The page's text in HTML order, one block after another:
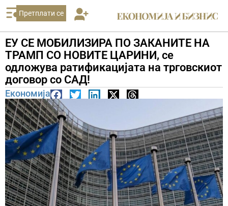
Претплати се
ЕУ СЕ МОБИЛИЗИРА ПО ЗАКАНИТЕ НА
ТРАМП СО НОВИТЕ ЦАРИНИ, се
одложува ратификацијата на трговскиот
договор со САД!
Економија